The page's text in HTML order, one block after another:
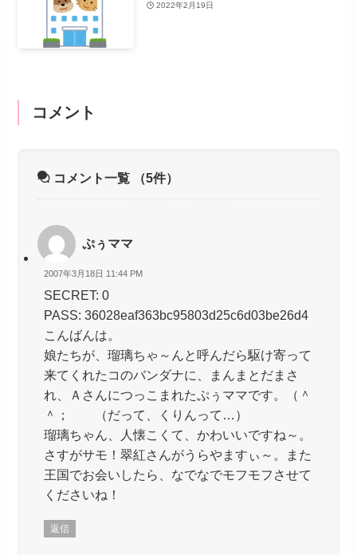
2022年2月19日
コメント
コメント一覧 （5件）
ぷぅママ
2007年3月18日 11:44 PM
SECRET: 0
PASS: 36028eaf363bc95803d25c6d03be26d4
こんばんは。
娘たちが、瑠璃ちゃ～んと呼んだら駆け寄って
来てくれたコのバンダナに、まんまとだまさ
れ、Ａさんにつっこまれたぷぅママです。（＾
＾； （だって、くりんって…）
瑠璃ちゃん、人懐こくて、かわいいですね～。
さすがサモ！翠紅さんがうらやますぃ～。また
王国でお会いしたら、なでなでモフモフさせて
くださいね！
返信